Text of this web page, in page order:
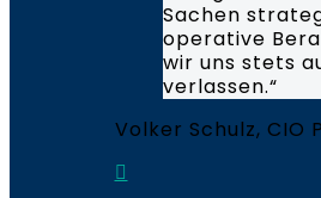
Sachen
operative
wir uns stets
verlassen.“
Volker Schulz, CIO